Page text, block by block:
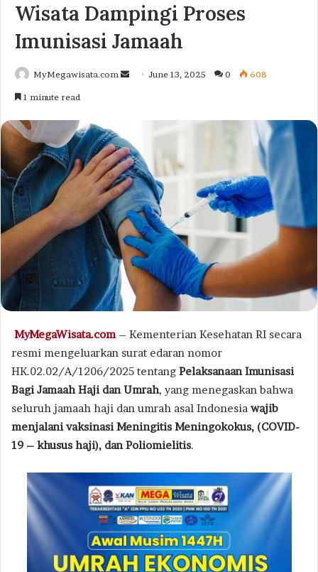
Wisata Dampingi Proses
Imunisasi Jamaah
MyMegawisata.com
SendJune 13, 2025 0 608
1 minute read
MyMegaWisata.com– Kementerian Kesehatan RI secara
resmi mengeluarkan surat edaran nomor
HK.02.02/A/1206/2025 tentang Pelaksanaan Imunisasi
Bagi Jamaah Haji dan Umrah, yang menegaskan bahwa
seluruh jamaah haji dan umrah asal Indonesia wajib
menjalani vaksinasi Meningitis Meningokokus, (COVID-
19 – khusus haji), dan Poliomielitis.